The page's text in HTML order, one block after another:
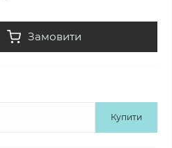
Замовити
Купити